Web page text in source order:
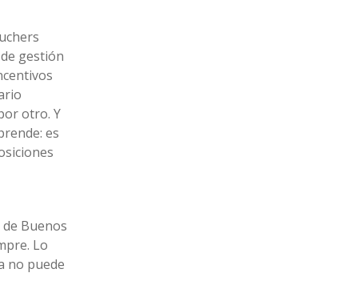
gestión
otro. Y
es
Buenos
Lo
no puede